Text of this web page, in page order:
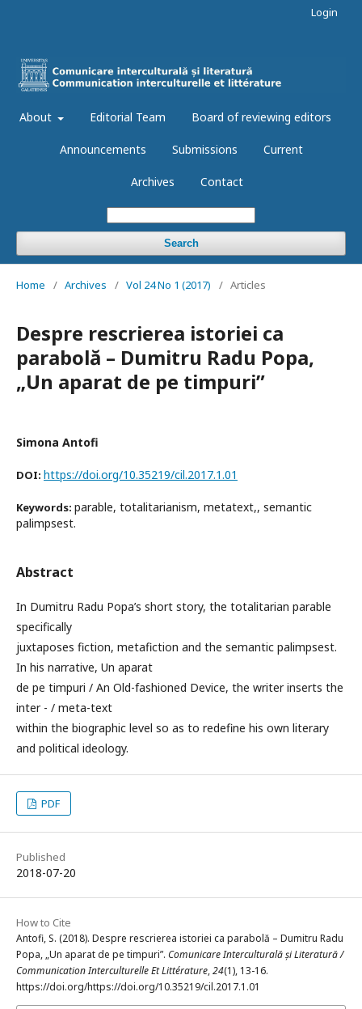
About Editorial Team Board of reviewing editors
Announcements Submissions Current
Archives Contact
Search
Login
Home / Archives / Vol 24 No 1 (2017) / Articles
Despre rescrierea istoriei ca
parabolă – Dumitru Radu Popa,
„Un aparat de pe timpuri”
Simona Antofi
DOI: https://doi.org/10.35219/cil.2017.1.01
Keywords: parable, totalitarianism, metatext,, semantic
palimpsest.
Abstract
In Dumitru Radu Popa’s short story, the totalitarian parable
specifically
juxtaposes fiction, metafiction and the semantic palimpsest.
In his narrative, Un aparat
de pe timpuri / An Old-fashioned Device, the writer inserts the
inter - / meta-text
within the biographic level so as to redefine his own literary
and political ideology.
PDF
Published
2018-07-20
How to Cite
Antofi, S. (2018). Despre rescrierea istoriei ca parabolă – Dumitru Radu
Popa, „Un aparat de pe timpuri”. Comunicare Interculturală și Literatură /
Communication Interculturelle Et Littérature,24(1), 13-16.
https://doi.org/https://doi.org/10.35219/cil.2017.1.01